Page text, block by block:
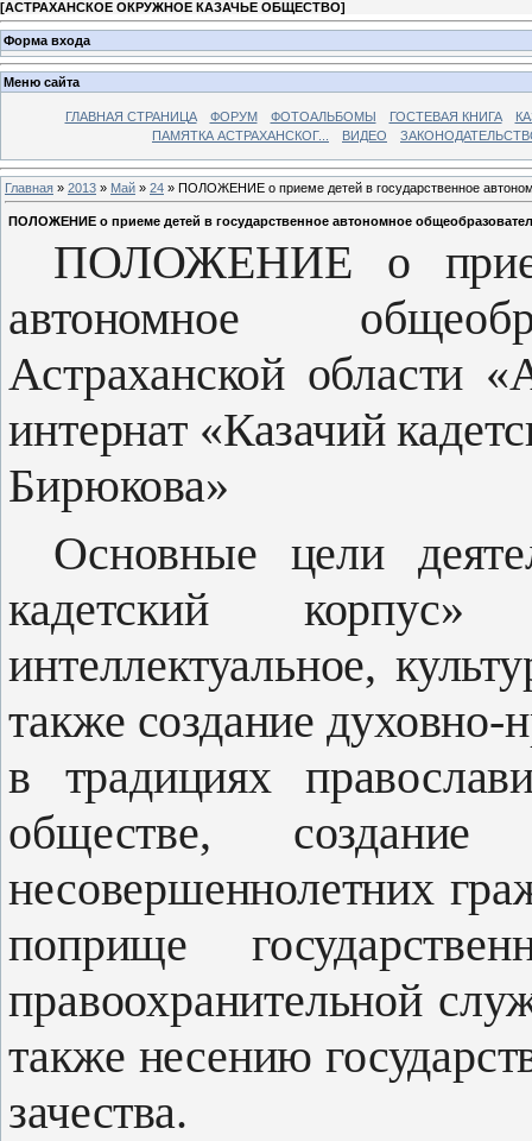
[АСТРАХАНСКОЕ ОКРУЖНОЕ КАЗАЧЬЕ ОБЩЕСТВО]
Форма входа
Меню сайта
ГЛАВНАЯ СТРАНИЦА ФОРУМ ФОТОАЛЬБОМЫ ГОСТЕВАЯ КНИГА
ПАМЯТКА АСТРАХАНСКОГ...
ВИДЕО
Главная » 2013 » Май » 24 » ПОЛОЖЕНИЕ о приеме детей в государственное
ПОЛОЖЕНИЕ о приеме детей в государственное автономное
ПОЛОЖЕНИЕ о
автономное
Астраханской области
интернат «Казачий
Бирюкова»
Основные цели
кадетский
интеллектуальное,
также создание духовно-
в традициях
обществе,
несовершеннолетних
поприще
правоохранительной
также несению
зачества.